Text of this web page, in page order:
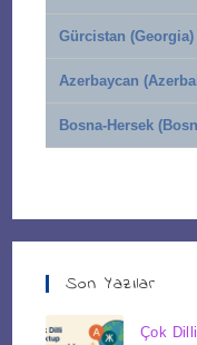
Gürcistan (Georgia)
Azerbaycan
Bosna-Hersek
Son Yazılar
Çok